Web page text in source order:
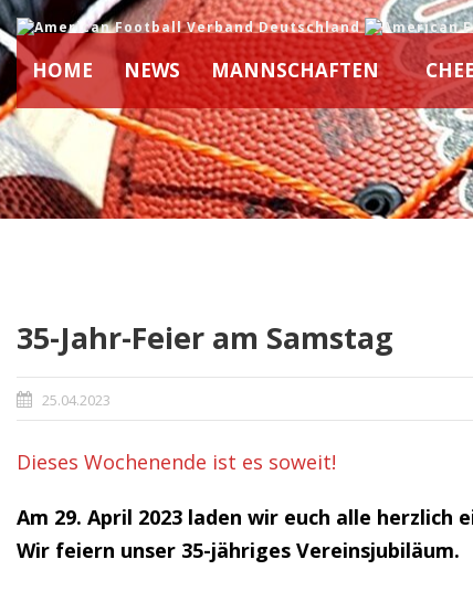
HOME NEWS MANNSCHAFTEN
35-Jahr-Feier am Samstag
25.04.2023
Dieses Wochenende ist es soweit!
Am 29. April 2023 laden wir euch alle herzlich
Wir feiern unser 35-jähriges Vereinsjubiläum.